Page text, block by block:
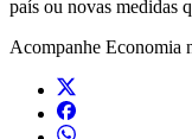
país ou novas medidas
Acompanhe Economia